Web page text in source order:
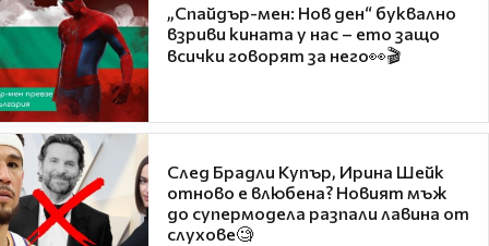
„Спайдър-мен: Нов ден“ буквално
взриви кината у нас – ето защо
всички говорят за него👀🎬
След Брадли Купър, Ирина Шейк
отново е влюбена? Новият мъж
до супермодела разпали лавина от
слухове🧐